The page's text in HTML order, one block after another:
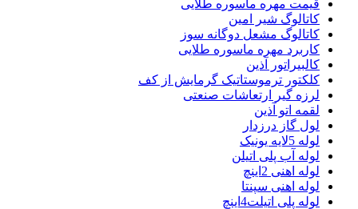
قیمت مهره ماسوره طلایی
کاتالوگ شیر امین
کاتالوگ مشعل دوگانه سوز
کاربرد مهره ماسوره طلایی
کالبیراتور آذین
کلکتور ترموستاتیک گرمایش از کف
لرزه گیر ارتعاشات صنعتی
لقمه اتو آذین
لول گاز درزدار
لوله 5لایه یونیک
لوله آب پلی اتیلن
لوله اهنی 2اینچ
لوله اهنی سپنتا
لوله پلی اتیلت4اینچ